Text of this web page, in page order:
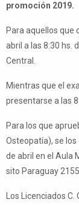
promoción 2019.
Para aquellos que
abril a las 8:30 hs.
Central.
Mientras que el
presentarse a las 8
Para los que
Osteopatía), se
de abril en el Aula
sito Paraguay 2155
Los Licenciados